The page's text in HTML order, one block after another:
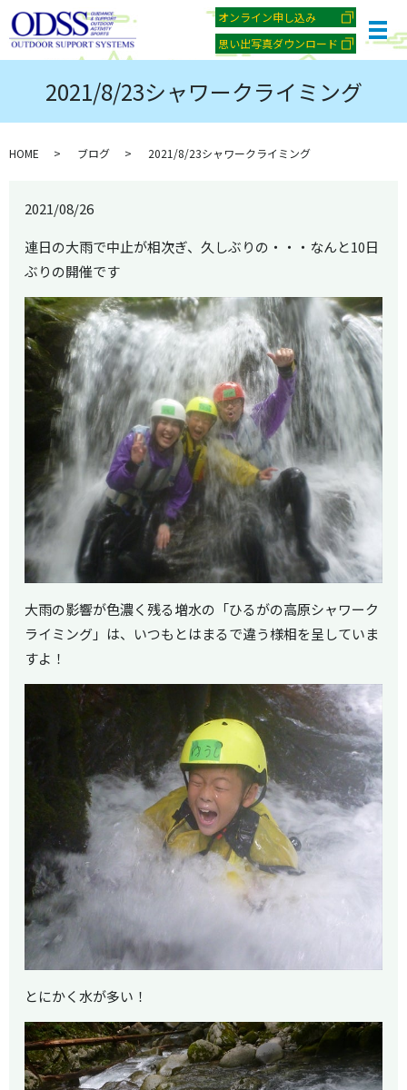
オンライン申し込み
思い出写真ダウンロード
メ
2021/8/23シャワークライミング
HOME ブログ 2021/8/23シャワークライミング
2021/08/26
連日の大雨で中止が相次ぎ、久しぶりの・・・なんと10日
ぶりの開催です
大雨の影響が色濃く残る増水の「ひるがの高原シャワーク
ライミング」は、いつもとはまるで違う様相を呈していま
すよ！
とにかく水が多い！